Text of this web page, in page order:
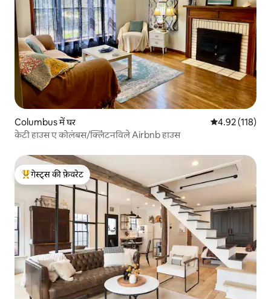
Columbus में घर औसत रेटिंग 5 में से
4.92 (118)
केटी हाउस ए कोलंबस/क्लिंटनविले Airbnb हाउस
गेस्ट्स का टॉप फ़ेवरेट
गेस्ट्स की फ़ेवरेट